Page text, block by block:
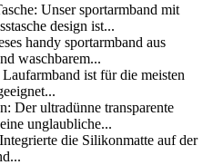
Unser sportarmband mit
design ist...
handy sportarmband aus
waschbarem...
ist für die meisten
Der ultradünne transparente
unglaubliche...
die Silikonmatte auf der